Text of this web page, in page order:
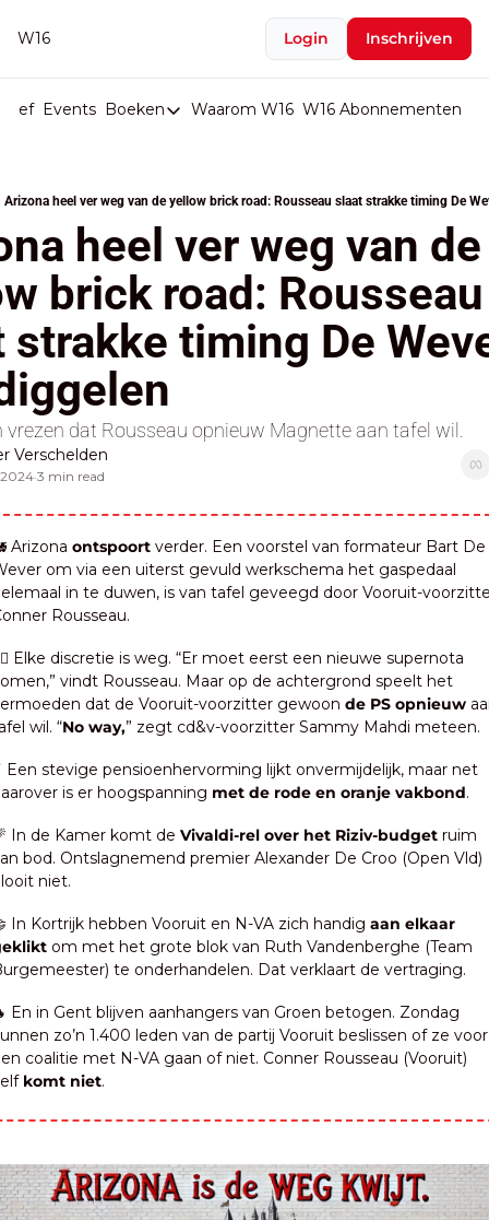
W16 Login Inschrijven
Events Boeken
Boeken
Boeken
Stop de Persen
Het Merk België
De Doodgravers van België
Waarom W16 W16 Abonnementen
Arizona heel ver weg van de yellow brick road: Rousseau slaat strakke timing De
heel ver weg van de
brick road: Rousseau
strakke timing De
vrezen dat Rousseau opnieuw Magnette aan tafel wil.
Verschelden
•3 min read
Arizona ontspoort verder. Een voorstel van formateur Bart De
om via een uiterst gevuld werkschema het gaspedaal
in te duwen, is van tafel geveegd door Vooruit-
Rousseau.
Elke discretie is weg. “Er moet eerst een nieuwe supernota
vindt Rousseau. Maar op de achtergrond speelt het
dat de Vooruit-voorzitter gewoon de PS opnieuw
wil. “No way,” zegt cd&v-voorzitter Sammy Mahdi meteen.
Een stevige pensioenhervorming lijkt onvermijdelijk, maar net
is er hoogspanning met de rode en oranje vakbond.
In de Kamer komt de Vivaldi-rel over het Riziv-budget ruim
bod. Ontslagnemend premier Alexander De Croo (Open Vld)
niet.
In Kortrijk hebben Vooruit en N-VA zich handig aan elkaar
om met het grote blok van Ruth Vandenberghe (Team
te onderhandelen. Dat verklaart de vertraging.
En in Gent blijven aanhangers van Groen betogen. Zondag
zo’n 1.400 leden van de partij Vooruit beslissen of ze voor
coalitie met N-VA gaan of niet. Conner Rousseau (Vooruit)
komt niet.